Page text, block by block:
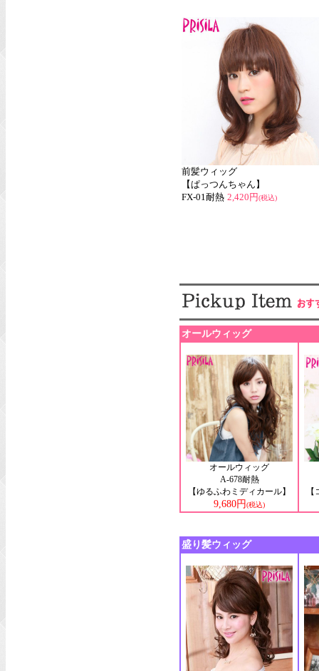
前髪ウィッグ
【ぱっつんちゃん】
FX-01耐熱 2,420円(税込)
オールウィッグ
オールウィッグ
A-678耐熱
【ゆるふわミディカール】
9,680円(税込)
盛り髪ウィッグ